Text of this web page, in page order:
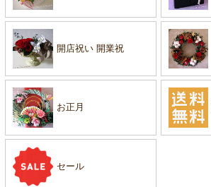
開店祝い 開業祝
お正月
セール